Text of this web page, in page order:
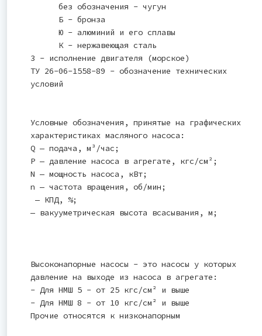
без обозначения - чугун
Б - бронза
Ю - алюминий и его сплавы
К - нержавеющая сталь
3 - исполнение двигателя (морское)
ТУ 26-06-1558-89 - обозначение технических
условий
Условные обозначения, принятые на графических
характеристиках масляного насоса:
Q — подача, м³/час;
Р — давление насоса в агрегате, кгс/см²;
N — мощность насоса, кВт;
n — частота вращения, об/мин;
— КПД, %;
— вакууметрическая высота всасывания, м;
Высоконапорные насосы - это насосы у которых
давление на выходе из насоса в агрегате:
- Для НМШ 5 - от 25 кгс/см² и выше
- Для НМШ 8 - от 10 кгс/см² и выше
Прочие относятся к низконапорным